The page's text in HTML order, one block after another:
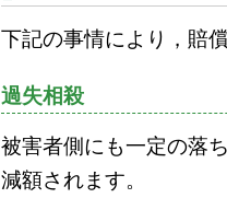
下記の事情により，賠
過失相殺
被害者側にも一定の落
減額されます。